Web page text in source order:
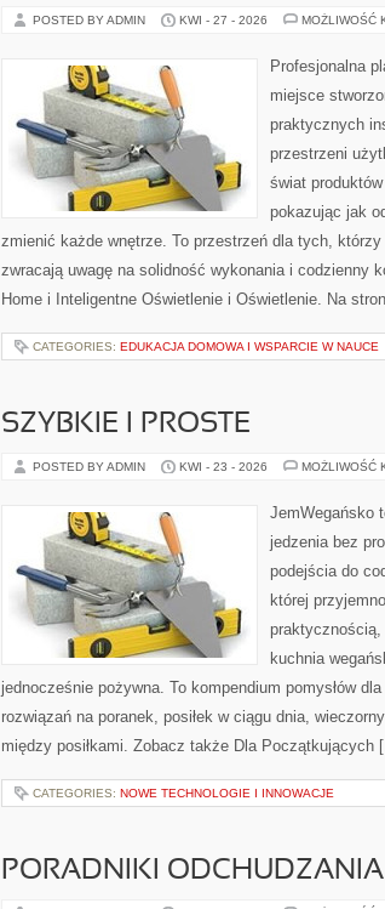
POSTED BY ADMIN KWI - 27 - 2026 MOŻLIWOŚĆ
Profesjonalna
miejsce
praktycznych
przestrzeni
świat
pokazując jak
zmienić każde wnętrze. To przestrzeń dla tych,
zwracają uwagę na solidność wykonania i codzienny
Home i Inteligentne Oświetlenie i Oświetlenie. Na
CATEGORIES: EDUKACJA DOMOWA I WSPARCIE W NAUCE
SZYBKIE I PROSTE
POSTED BY ADMIN KWI - 23 - 2026 MOŻLIWOŚĆ
JemWegańsko
jedzenia bez
podejścia do
której
praktycznością,
kuchnia
jednocześnie pożywna. To kompendium pomysłów
rozwiązań na poranek, posiłek w ciągu dnia,
między posiłkami. Zobacz także Dla Początkujących
CATEGORIES: NOWE TECHNOLOGIE I INNOWACJE
PORADNIKI ODCHUDZANIA